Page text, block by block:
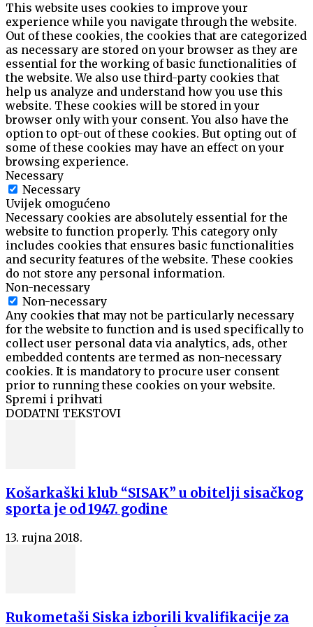
This website uses cookies to improve your
experience while you navigate through the website.
Out of these cookies, the cookies that are categorized
as necessary are stored on your browser as they are
essential for the working of basic functionalities of
the website. We also use third-party cookies that
help us analyze and understand how you use this
website. These cookies will be stored in your
browser only with your consent. You also have the
option to opt-out of these cookies. But opting out of
some of these cookies may have an effect on your
browsing experience.
Necessary
Necessary
Uvijek omogućeno
Necessary cookies are absolutely essential for the
website to function properly. This category only
includes cookies that ensures basic functionalities
and security features of the website. These cookies
do not store any personal information.
Non-necessary
Non-necessary
Any cookies that may not be particularly necessary
for the website to function and is used specifically to
collect user personal data via analytics, ads, other
embedded contents are termed as non-necessary
cookies. It is mandatory to procure user consent
prior to running these cookies on your website.
Spremi i prihvati
DODATNI TEKSTOVI
Košarkaški klub “SISAK” u obitelji sisačkog
sporta je od 1947. godine
13. rujna 2018.
Rukometaši Siska izborili kvalifikacije za